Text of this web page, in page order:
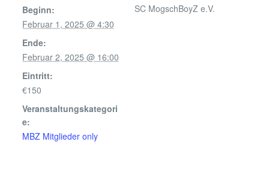
Beginn:
Februar 1, 2025 @ 4:30
Ende:
Februar 2, 2025 @ 16:00
Eintritt:
€150
Veranstaltungskategori
e:
MBZ Mitglieder only
SC MogschBoyZ e.V.